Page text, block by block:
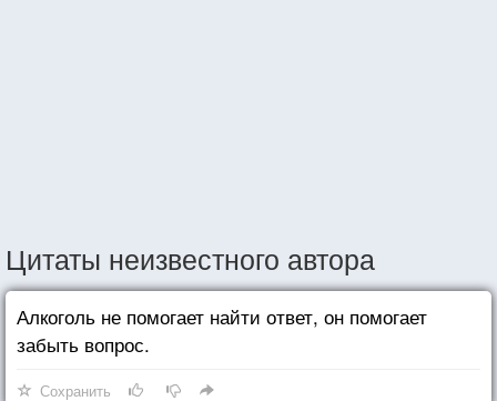
Цитаты неизвестного автора
Алкоголь не помогает найти ответ, он помогает
забыть вопрос.
Сохранить